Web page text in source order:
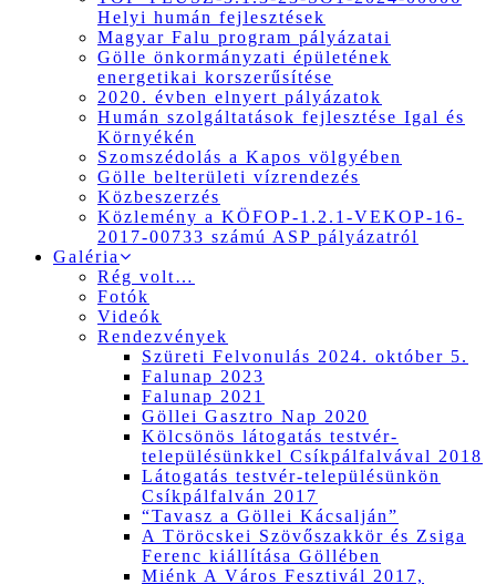
Helyi humán fejlesztések
Magyar Falu program pályázatai
Gölle önkormányzati épületének
energetikai korszerűsítése
2020. évben elnyert pályázatok
Humán szolgáltatások fejlesztése Igal és
Környékén
Szomszédolás a Kapos völgyében
Gölle belterületi vízrendezés
Közbeszerzés
Közlemény a KÖFOP-1.2.1-VEKOP-16-
2017-00733 számú ASP pályázatról
Galéria
Rég volt…
Fotók
Videók
Rendezvények
Szüreti Felvonulás 2024. október 5.
Falunap 2023
Falunap 2021
Göllei Gasztro Nap 2020
Kölcsönös látogatás testvér-
településünkkel Csíkpálfalvával 2018
Látogatás testvér-településünkön
Csíkpálfalván 2017
“Tavasz a Göllei Kácsalján”
A Töröcskei Szövőszakkör és Zsiga
Ferenc kiállítása Göllében
Miénk A Város Fesztivál 2017,